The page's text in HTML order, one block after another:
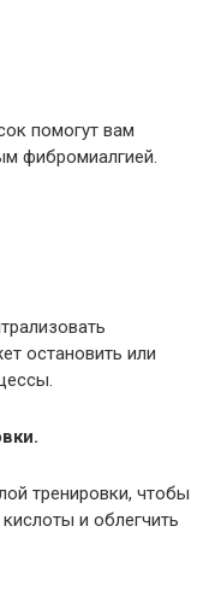
помогут вам
фибромиалгией.
остановить или
тренировки, чтобы
и облегчить